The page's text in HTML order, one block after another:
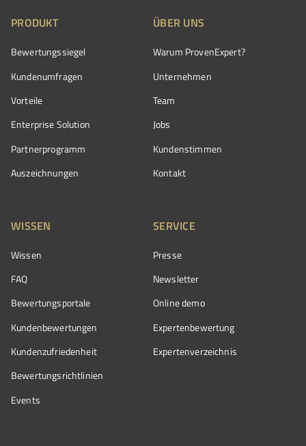
PRODUKT
Bewertungssiegel
Kundenumfragen
Vorteile
Enterprise Solution
Partnerprogramm
Auszeichnungen
ÜBER UNS
Warum ProvenExpert?
Unternehmen
Team
Jobs
Kundenstimmen
Kontakt
WISSEN
Wissen
FAQ
Bewertungsportale
Kundenbewertungen
Kundenzufriedenheit
Bewertungs­richtlinien
Events
SERVICE
Presse
Newsletter
Online demo
Expertenbewertung
Expertenverzeichnis